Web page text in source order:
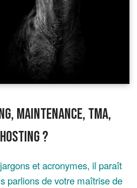
maintenance, TMA,
hosting ?
et acronymes, il paraît
parlions de votre maîtrise de